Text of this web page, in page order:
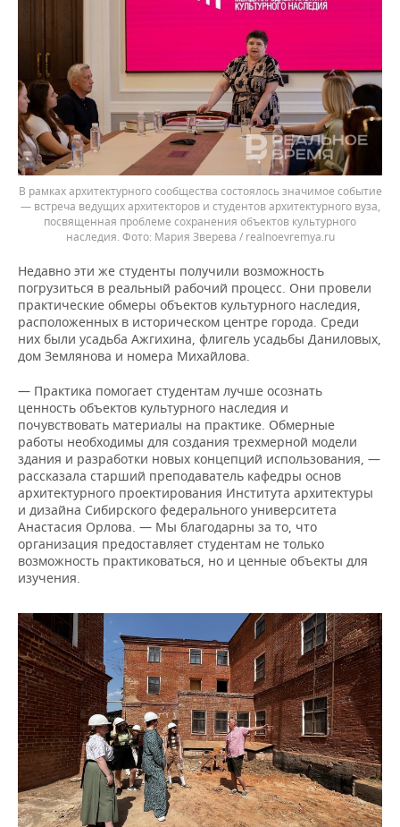
В рамках архитектурного сообщества состоялось значимое событие
— встреча ведущих архитекторов и студентов архитектурного вуза,
посвященная проблеме сохранения объектов культурного
наследия.
Мария Зверева / realnoevremya.ru
Недавно эти же студенты получили возможность
погрузиться в реальный рабочий процесс. Они провели
практические обмеры объектов культурного наследия,
расположенных в историческом центре города. Среди
них были усадьба Ажгихина, флигель усадьбы Даниловых,
дом Землянова и номера Михайлова.
— Практика помогает студентам лучше осознать
ценность объектов культурного наследия и
почувствовать материалы на практике. Обмерные
работы необходимы для создания трехмерной модели
здания и разработки новых концепций использования, —
рассказала старший преподаватель кафедры основ
архитектурного проектирования Института архитектуры
и дизайна Сибирского федерального университета
Анастасия Орлова. — Мы благодарны за то, что
организация предоставляет студентам не только
возможность практиковаться, но и ценные объекты для
изучения.